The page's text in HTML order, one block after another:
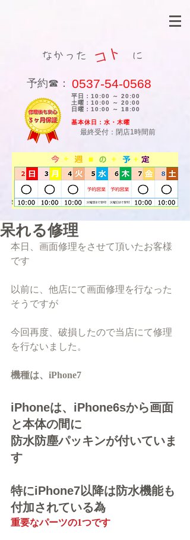
コト
なかった に
​予約☎： 0537-54-0568
平日：10:00 ～ 20:00
土曜：10:00 ～ 20:00
日曜：10:00 ～ 18:00
​基本休日：水・木曜
最終受付：閉店1時間前
呆れる修理
本日、画面修理をさせて頂いたお客様
です
以前に、他店にて画面修理を行なった
そうですが
今回再度、破損したので当店にて修理
を行ないました。
機種は、iPhone7
iPhoneは、iPhone6sから画面
と本体の間に
防水防塵パッキンが付いていま
す
特にiPhone7以降は防水機能も
付加されている為
重要なパーツの1つです